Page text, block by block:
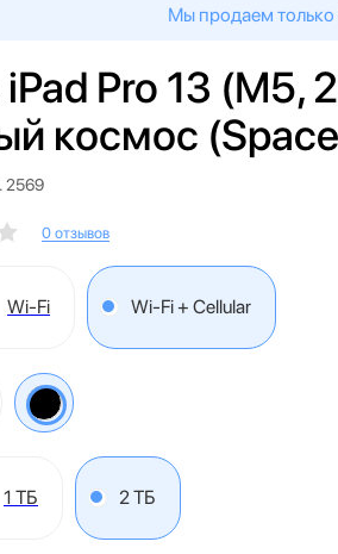
Мы продаем только
Pro 13 (M5,
космос
2569
0 отзывов
Wi-Fi Wi-Fi + Cellular
1 ТБ 2 ТБ